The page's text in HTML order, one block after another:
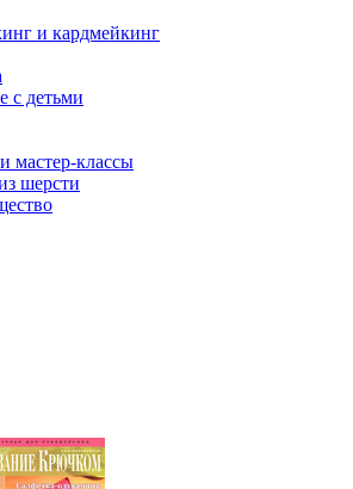
и кардмейкинг
с детьми
мастер-классы
шерсти